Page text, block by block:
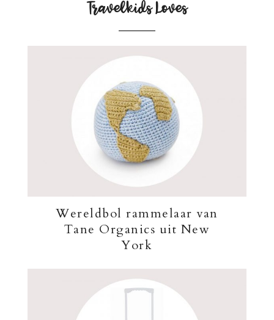
Travelkids Loves
Wereldbol rammelaar van
Tane Organics uit New
York